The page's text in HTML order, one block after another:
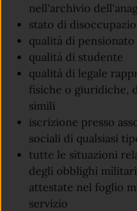
nell'archivio
stato di
qualità di
qualità di studente
qualità di legale
fisiche o giuridiche,
simili
iscrizione presso
sociali di qualsiasi
tutte le situazioni
degli obblighi
attestate nel foglio
servizio